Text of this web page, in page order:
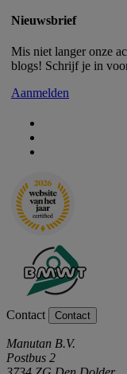
Nieuwsbrief
Mis niet langer onze
blogs! Schrijf je in
Aanmelden
Contact Contact
Manutan B.V.
Postbus 2